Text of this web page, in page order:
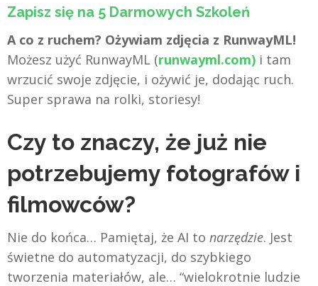
Zapisz się na 5 Darmowych Szkoleń
A co z ruchem? Ożywiam zdjęcia z RunwayML!
Możesz użyć RunwayML (runwayml.com) i tam
wrzucić swoje zdjęcie, i ożywić je, dodając ruch.
Super sprawa na rolki, storiesy!
Czy to znaczy, że już nie
potrzebujemy fotografów i
filmowców?
Nie do końca… Pamiętaj, że AI to narzędzie. Jest
świetne do automatyzacji, do szybkiego
tworzenia materiałów, ale… “wielokrotnie ludzie